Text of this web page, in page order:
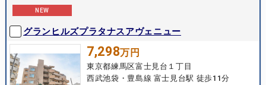
NEW
グランヒルズプラタナスアヴェニュー
7,298万円
東京都練馬区富士見台１丁目
西武池袋・豊島線 富士見台駅 徒歩11分